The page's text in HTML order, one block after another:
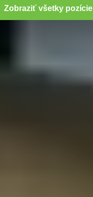
Zobraziť všetky pozície